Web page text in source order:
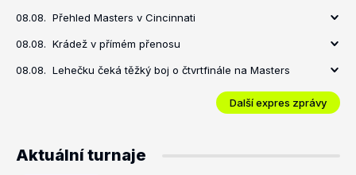
08.08. Přehled Masters v Cincinnati
08.08. Krádež v přímém přenosu
08.08. Lehečku čeká těžký boj o čtvrtfinále na Masters
Další expres zprávy
Aktuální turnaje